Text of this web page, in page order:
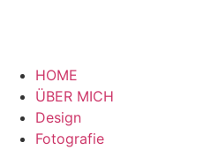
HOME
ÜBER MICH
Design
Fotografie